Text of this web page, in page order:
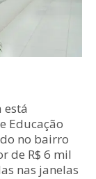
está
Educação
no bairro
de R$ 6 mil
nas janelas